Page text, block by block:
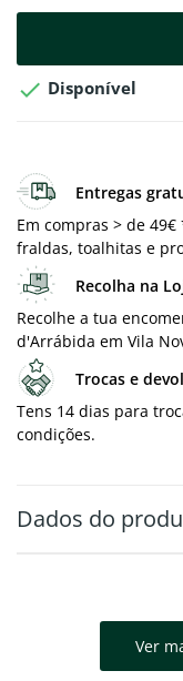
 Disponível
Entregas
Em compras > de
fraldas, toalhitas e
Recolha na
Recolhe a tua
d'Arrábida em Vila
Trocas e
Tens 14 dias para
condições.
Dados do
Ver